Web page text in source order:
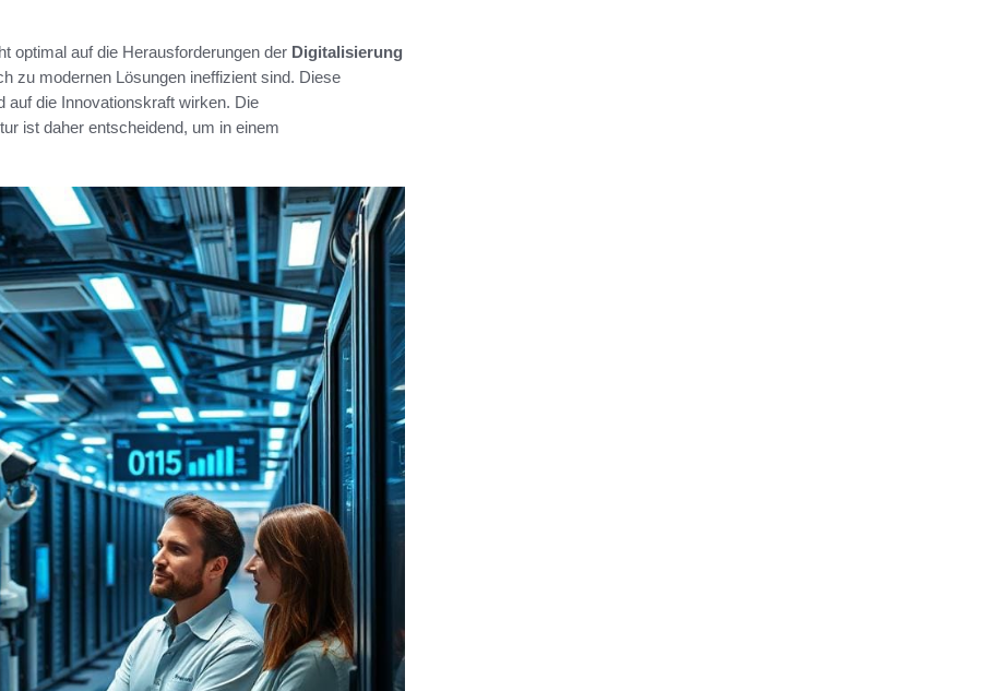
optimal auf die Herausforderungen der Digitalisierung
zu modernen Lösungen ineffizient sind. Diese
auf die Innovationskraft wirken. Die
ist daher entscheidend, um in einem